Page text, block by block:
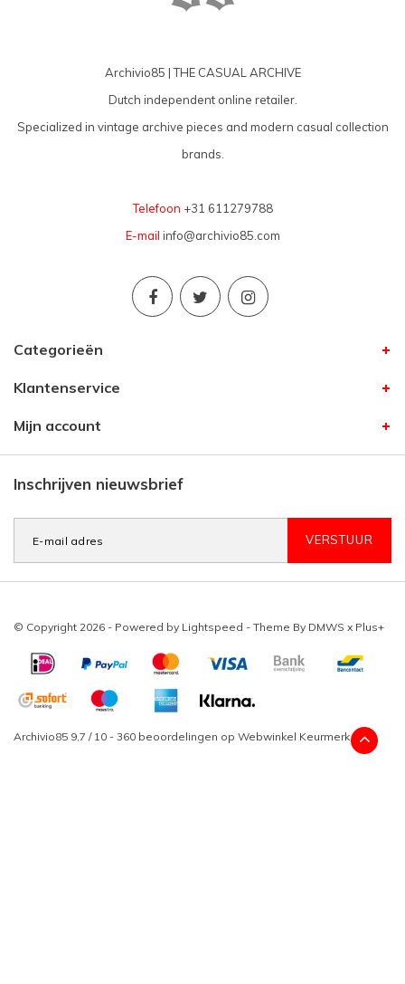
Archivio85 | THE CASUAL ARCHIVE
Dutch independent online retailer.
Specialized in vintage archive pieces and modern casual collection
brands.
Telefoon +31 611279788
E-mail info@archivio85.com
Categorieën
Klantenservice
Mijn account
Inschrijven nieuwsbrief
VERSTUUR
© Copyright 2026 - Powered by Lightspeed - Theme By DMWS x Plus+
Archivio85 9,7 / 10 - 360 beoordelingen op Webwinkel Keurmerk